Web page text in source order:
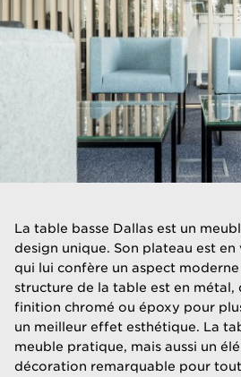
​La table basse Dallas est un
design unique. Son plateau est en
qui lui confère un aspect
structure de la table est en métal,
finition chromé ou époxy pour
un meilleur effet esthétique. La
meuble pratique, mais aussi un
décoration remarquable pour